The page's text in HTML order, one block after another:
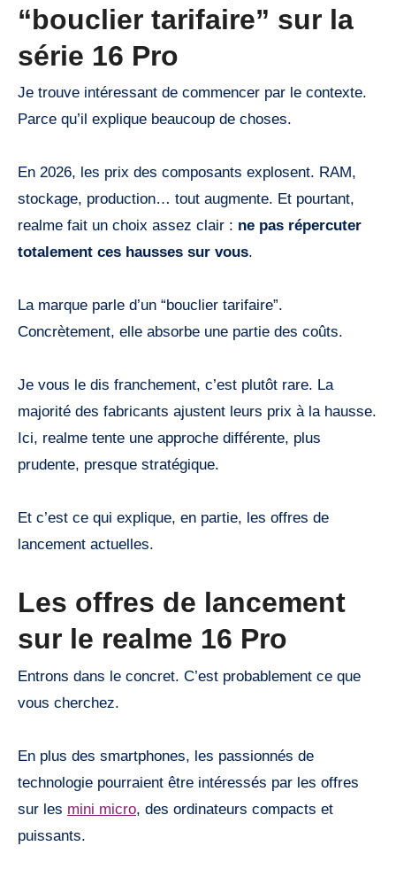
“bouclier tarifaire” sur la
série 16 Pro
Je trouve intéressant de commencer par le contexte.
Parce qu’il explique beaucoup de choses.
En 2026, les prix des composants explosent. RAM,
stockage, production… tout augmente. Et pourtant,
realme fait un choix assez clair : ne pas répercuter
totalement ces hausses sur vous.
La marque parle d’un “bouclier tarifaire”.
Concrètement, elle absorbe une partie des coûts.
Je vous le dis franchement, c’est plutôt rare. La
majorité des fabricants ajustent leurs prix à la hausse.
Ici, realme tente une approche différente, plus
prudente, presque stratégique.
Et c’est ce qui explique, en partie, les offres de
lancement actuelles.
Les offres de lancement
sur le realme 16 Pro
Entrons dans le concret. C’est probablement ce que
vous cherchez.
En plus des smartphones, les passionnés de
technologie pourraient être intéressés par les offres
sur les mini micro, des ordinateurs compacts et
puissants.